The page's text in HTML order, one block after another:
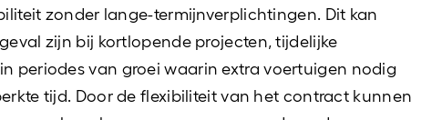
zonder lange-termijnverplichtingen. Dit kan
zijn bij kortlopende projecten, tijdelijke
periodes van groei waarin extra voertuigen nodig
tijd. Door de flexibiliteit van het contract kunnen